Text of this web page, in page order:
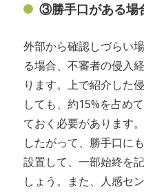
③勝手口がある場
外部から確認しづらい
る場合、不審者の侵入
ります。上で紹介した
しても、約15%を占め
ておく必要があります。
したがって、勝手口に
設置して、一部始終を
しょう。また、人感セ